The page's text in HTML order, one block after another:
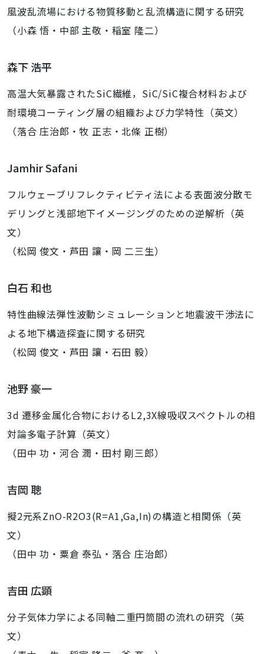
風波乱流場における物質移動と乱流構造に関する研究
（小森 悟・中部 主敬・稲室 隆二）
森下 浩平
高温大気暴露されたSiC繊維，SiC/SiC複合材料および
耐環境コーティング層の組織および力学特性（英文）
（落合 庄治郎・牧 正志・北條 正樹）
Jamhir Safani
フルウェーブリフレクティビティ法による表面波分散モ
デリングと浅部地下イメージングのための逆解析（英
文）
（松岡 俊文・芦田 讓・岡 二三生）
白石 和也
特性曲線法弾性波動シミュレーションと地震波干渉法に
よる地下構造探査に関する研究
（松岡 俊文・芦田 讓・石田 毅）
池野 豪一
3d 遷移金属化合物におけるL2,3X線吸収スペクトルの相
対論多電子計算（英文）
（田中 功・河合 潤・田村 剛三郎）
吉岡 聰
擬2元系ZnO-R2O3(R=A1,Ga,In)の構造と相関係（英
文）
（田中 功・粟倉 泰弘・落合 庄治郎）
吉田 広顕
分子気体力学による同軸二重円筒間の流れの研究（英
文）